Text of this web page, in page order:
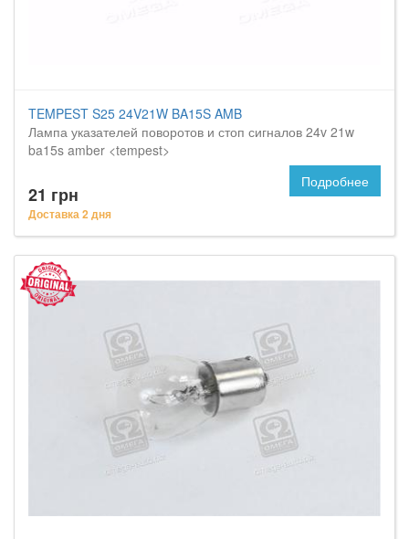
TEMPEST S25 24V21W BA15S AMB
Лампа указателей поворотов и стоп сигналов 24v 21w
ba15s amber <tempest>
21 грн
Доставка 2 дня
Подробнее